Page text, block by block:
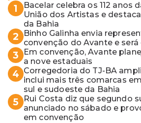
1
Bacelar celebra os 112 anos
União dos Artistas e
da Bahia
2
Binho Galinha envia
convenção do Avante e
3
Em convenção, Avante
a nove estaduais
4 Corregedoria do TJ-BA
inclui mais três comarcas
sul e sudoeste da Bahia
5
Rui Costa diz que segundo
anunciado no sábado e
em convenção